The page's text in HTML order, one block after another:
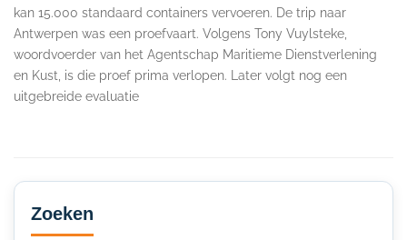
kan 15.000 standaard containers vervoeren. De trip naar
Antwerpen was een proefvaart. Volgens Tony Vuylsteke,
woordvoerder van het Agentschap Maritieme Dienstverlening
en Kust, is die proef prima verlopen. Later volgt nog een
uitgebreide evaluatie
Secondary
Sidebar
Zoeken